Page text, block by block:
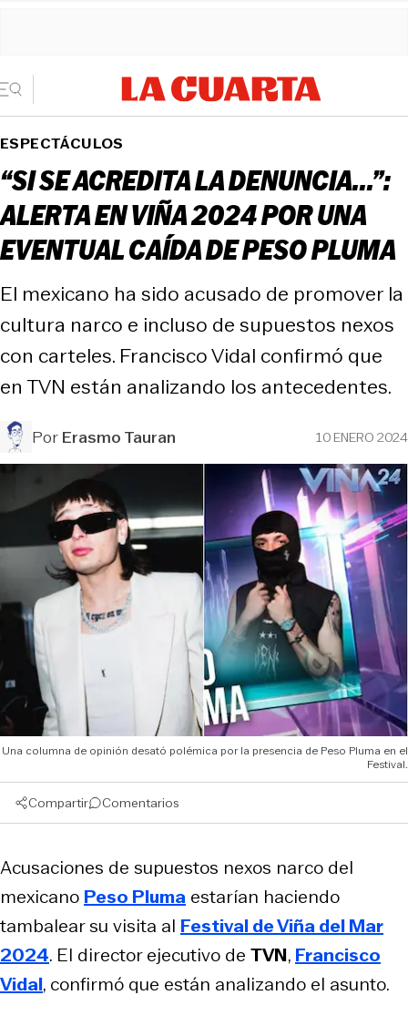
ESPECTÁCULOS
“SI SE ACREDITA LA DENUNCIA...”:
ALERTA EN VIÑA 2024 POR UNA
EVENTUAL CAÍDA DE PESO PLUMA
El mexicano ha sido acusado de promover la
cultura narco e incluso de supuestos nexos
con carteles. Francisco Vidal confirmó que
en TVN están analizando los antecedentes.
PorErasmo Tauran 10 ENERO 2024
Una columna de opinión desató polémica por la presencia de Peso Pluma en el
Festival.
Compartir Comentarios
Acusaciones de supuestos nexos narco del
mexicano Peso Pluma estarían haciendo
tambalear su visita al Festival de Viña del Mar
2024. El director ejecutivo de TVN, Francisco
Vidal, confirmó que están analizando el asunto.